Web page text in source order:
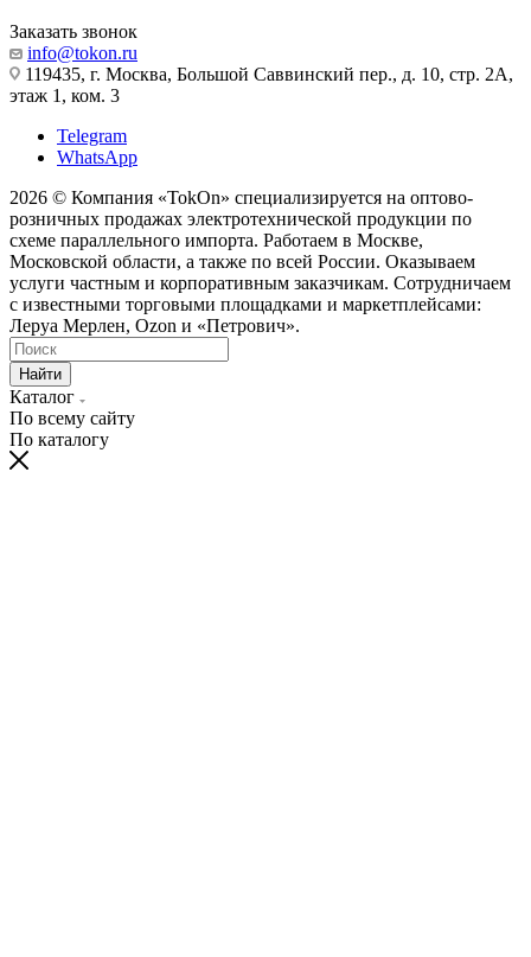
Заказать звонок
info@tokon.ru
119435, г. Москва, Большой Саввинский пер., д. 10, стр. 2А,
этаж 1, ком. 3
Telegram
WhatsApp
2026 © Компания «TokOn» специализируется на оптово-
розничных продажах электротехнической продукции по
схеме параллельного импорта. Работаем в Москве,
Московской области, а также по всей России. Оказываем
услуги частным и корпоративным заказчикам. Сотрудничаем
с известными торговыми площадками и маркетплейсами:
Леруа Мерлен, Ozon и «Петрович».
Найти
Каталог
По всему сайту
По каталогу